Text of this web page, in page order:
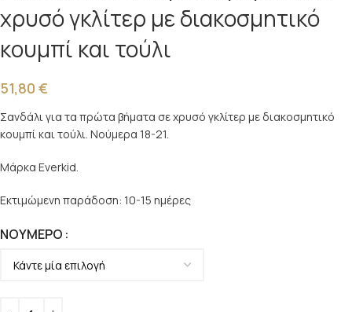
χρυσό γκλίτερ με διακοσμητικό
κουμπί και τούλι
51,80 €
Σανδάλι για τα πρώτα βήματα σε χρυσό γκλίτερ με διακοσμητικό
κουμπί και τούλι. Νούμερα 18-21.
Μάρκα Everkid.
Εκτιμώμενη παράδοση: 10-15 ημέρες
ΝΟΎΜΕΡΟ